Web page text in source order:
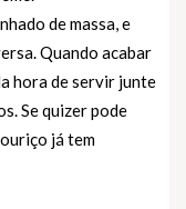
de massa, e
Quando acabar
hora de servir junte
Se quizer pode
já tem